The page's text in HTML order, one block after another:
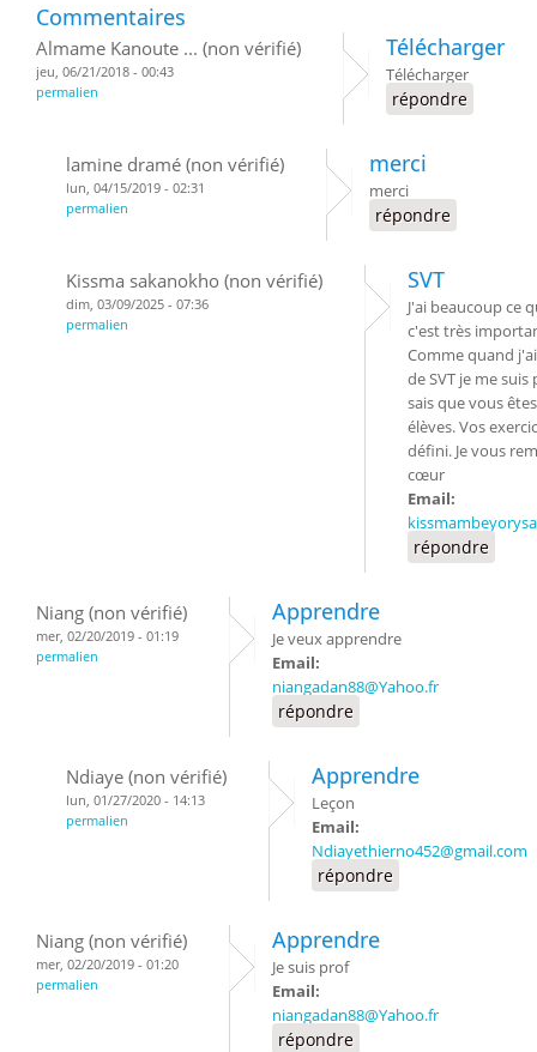
Commentaires
Almame Kanoute ... (non vérifié)
jeu, 06/21/2018 - 00:43
permalien
Télécharger
Télécharger
répondre
lamine dramé (non vérifié)
lun, 04/15/2019 - 02:31
permalien
merci
merci
répondre
Kissma sakanokho (non vérifié)
dim, 03/09/2025 - 07:36
permalien
SVT
J'ai beaucoup ce
c'est très
Comme quand
de SVT je me
sais que vous
élèves. Vos
défini. Je vous
cœur
Email:
répondre
Niang (non vérifié)
mer, 02/20/2019 - 01:19
permalien
Apprendre
Je veux apprendre
Email:
niangadan88@Yahoo.fr
répondre
Ndiaye (non vérifié)
lun, 01/27/2020 - 14:13
permalien
Apprendre
Leçon
Email:
Ndiayethierno452@gmail.com
répondre
Niang (non vérifié)
mer, 02/20/2019 - 01:20
permalien
Apprendre
Je suis prof
Email:
niangadan88@Yahoo.fr
répondre